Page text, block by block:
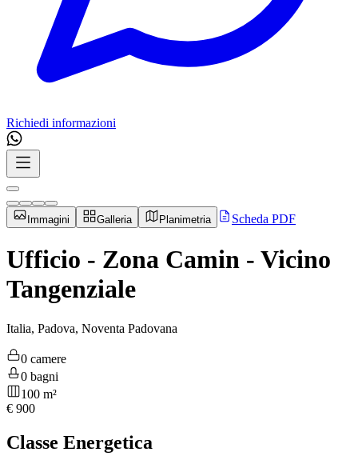
Richiedi informazioni
Immagini Galleria Planimetria Scheda PDF
Ufficio - Zona Camin - Vicino
Tangenziale
Italia, Padova, Noventa Padovana
0 camere
0 bagni
100 m²
€ 900
Classe Energetica